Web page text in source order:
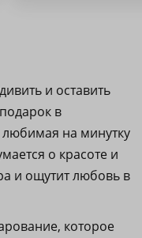
и оставить
в
на минутку
о красоте и
и ощутит любовь в
которое